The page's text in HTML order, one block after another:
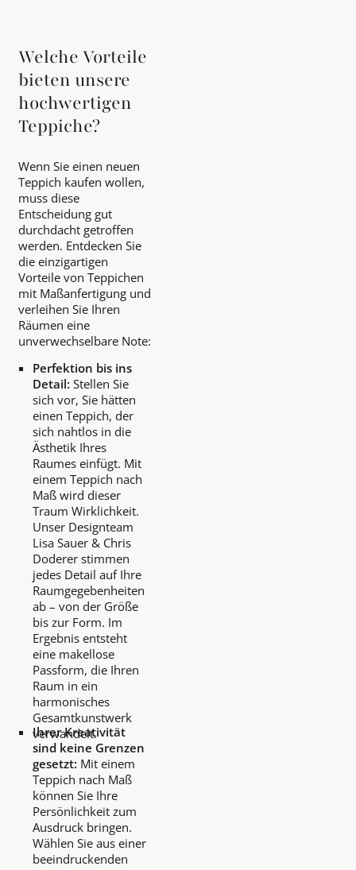
Welche Vorteile
bieten unsere
hochwertigen
Teppiche?
Wenn Sie einen neuen
Teppich kaufen wollen,
muss diese
Entscheidung gut
durchdacht getroffen
werden. Entdecken Sie
die einzigartigen
Vorteile von Teppichen
mit Maßanfertigung und
verleihen Sie Ihren
Räumen eine
unverwechselbare Note:
Perfektion bis ins
Detail: Stellen Sie
sich vor, Sie hätten
einen Teppich, der
sich nahtlos in die
Ästhetik Ihres
Raumes einfügt. Mit
einem Teppich nach
Maß wird dieser
Traum Wirklichkeit.
Unser Designteam
Lisa Sauer & Chris
Doderer stimmen
jedes Detail auf Ihre
Raumgegebenheiten
ab – von der Größe
bis zur Form. Im
Ergebnis entsteht
eine makellose
Passform, die Ihren
Raum in ein
harmonisches
Gesamtkunstwerk
verwandelt.
Ihrer Kreativität
sind keine Grenzen
gesetzt: Mit einem
Teppich nach Maß
können Sie Ihre
Persönlichkeit zum
Ausdruck bringen.
Wählen Sie aus einer
beeindruckenden